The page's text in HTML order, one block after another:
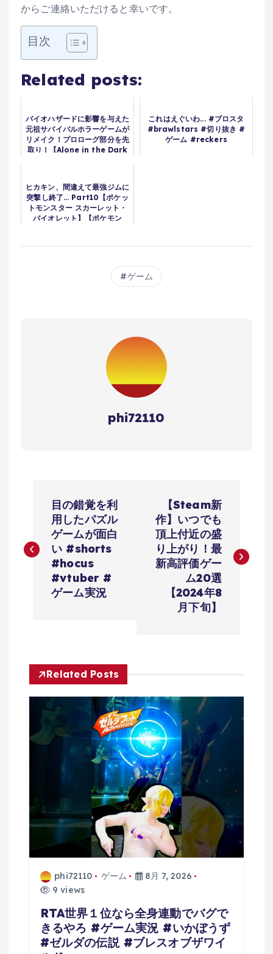
からご連絡いただけると幸いです。
目次
Related posts:
バイオハザードに影響を与えた
元祖サバイバルホラーゲームが
リメイク！プロローグ部分を先
取り！【Alone in the Dark
これはえぐいわ... #ブロスタ
#brawlstars #切り抜き #
ゲーム #reckers
ヒカキン、間違えて最強ジムに
突撃し終了… Part10【ポケッ
トモンスター スカーレット・
バイオレット】【ポケモン
ゲーム
phi72110
ナ
シ
ョ
ン
目の錯覚を利
用したパズル
ゲームが面白
い #shorts
#hocus
#vtuber #
ゲーム実況
【Steam新
作】いつでも
頂上付近の盛
り上がり！最
新高評価ゲー
ム20選
【2024年8
月下旬】
Related Posts
phi72110 ゲーム
8月 7, 2026
9 views
RTA世界１位なら全身連動でバグで
きるやろ #ゲーム実況 #いかぼうず
#ゼルダの伝説 #ブレスオブザワイ